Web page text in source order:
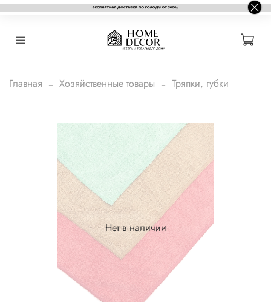
Главная Хозяйственные товары Тряпки, губки
Нет в наличии